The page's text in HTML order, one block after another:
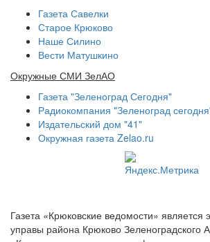
Газета Савелки
Старое Крюково
Наше Силино
Вести Матушкино
Окружные СМИ ЗелАО
Газета "Зеленоград Сегодня"
Радиокомпания "Зеленоград
Издательский дом "41"
Окружная газета Zelao.ru
Газета «Крюковские ведомости»
управы района Крюково Зеленоградского